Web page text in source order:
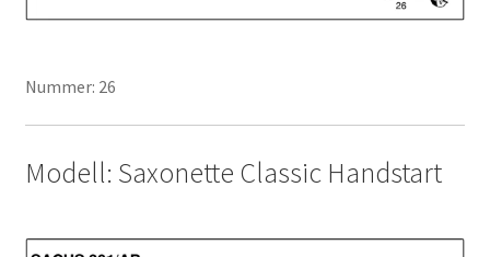
Nummer: 26
Modell: Saxonette Classic Handstart